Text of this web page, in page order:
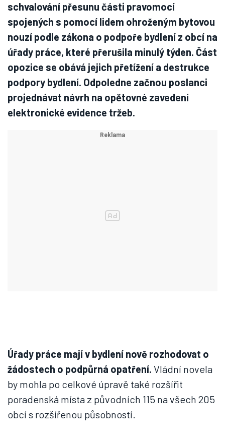
schvalování přesunu části pravomocí
spojených s pomocí lidem ohroženým bytovou
nouzí podle zákona o podpoře bydlení z obcí na
úřady práce, které přerušila minulý týden. Část
opozice se obává jejich přetížení a destrukce
podpory bydlení. Odpoledne začnou poslanci
projednávat návrh na opětovné zavedení
elektronické evidence tržeb.
Úřady práce mají v bydlení nově rozhodovat o
žádostech o podpůrná opatření. Vládní novela
by mohla po celkové úpravě také rozšířit
poradenská místa z původních 115 na všech 205
obcí s rozšířenou působností.